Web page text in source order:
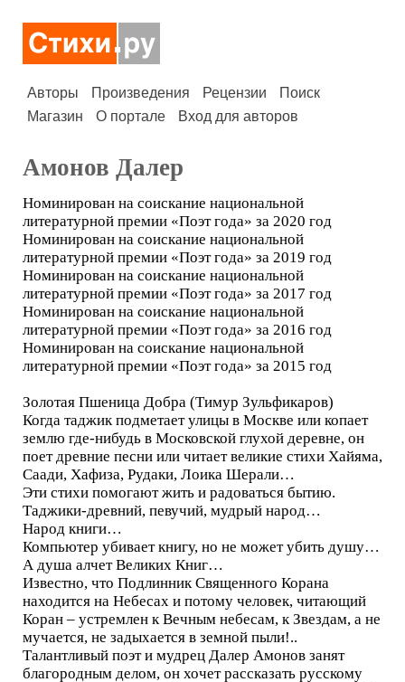
Авторы Произведения Рецензии
Поиск
Магазин
О портале Вход для авторов
Амонов Далер
Номинирован на соискание национальной
литературной премии «Поэт года» за 2020 год
Номинирован на соискание национальной
литературной премии «Поэт года» за 2019 год
Номинирован на соискание национальной
литературной премии «Поэт года» за 2017 год
Номинирован на соискание национальной
литературной премии «Поэт года» за 2016 год
Номинирован на соискание национальной
литературной премии «Поэт года» за 2015 год
Золотая Пшеница Добра (Тимур Зульфикаров)
Когда таджик подметает улицы в Москве или копает
землю где-нибудь в Московской глухой деревне, он
поет древние песни или читает великие стихи Хайяма,
Саади, Хафиза, Рудаки, Лоика Шерали…
Эти стихи помогают жить и радоваться бытию.
Таджики-древний, певучий, мудрый народ…
Народ книги…
Компьютер убивает книгу, но не может убить душу…
А душа алчет Великих Книг…
Известно, что Подлинник Священного Корана
находится на Небесах и потому человек, читающий
Коран – устремлен к Вечным небесам, к Звездам, а не
мучается, не задыхается в земной пыли!..
Талантливый поэт и мудрец Далер Амонов занят
благородным делом, он хочет рассказать русскому